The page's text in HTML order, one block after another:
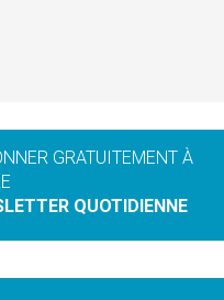
GRATUITEMENT À
QUOTIDIENNE